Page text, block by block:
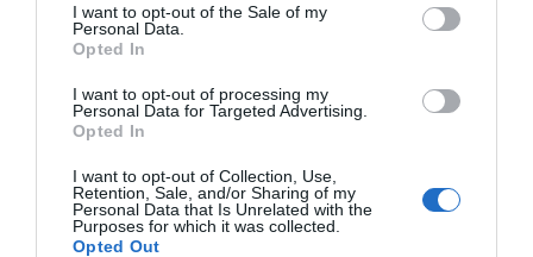
I want to opt-out of the Sale of my
Personal Data.
Opted In
I want to opt-out of processing my
Personal Data for Targeted Advertising.
Opted In
I want to opt-out of Collection, Use,
Retention, Sale, and/or Sharing of my
Personal Data that Is Unrelated with the
Purposes for which it was collected.
Opted Out